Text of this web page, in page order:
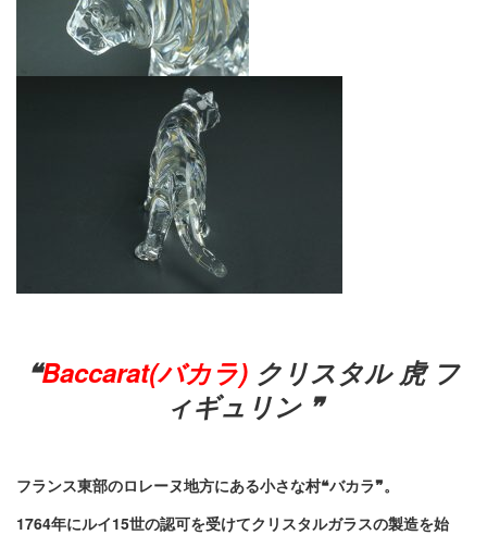
❝Baccarat(バカラ) クリスタル 虎 フ
ィギュリン ❞
フランス東部のロレーヌ地方にある小さな村❝バカラ❞。
1764年にルイ15世の認可を受けてクリスタルガラスの製造を始